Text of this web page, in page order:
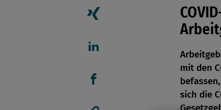
Seiteninhalt
Artikel auf Xing teilen
Artikel auf linkedIn
Artikel auf Facebook
mit den
sich die